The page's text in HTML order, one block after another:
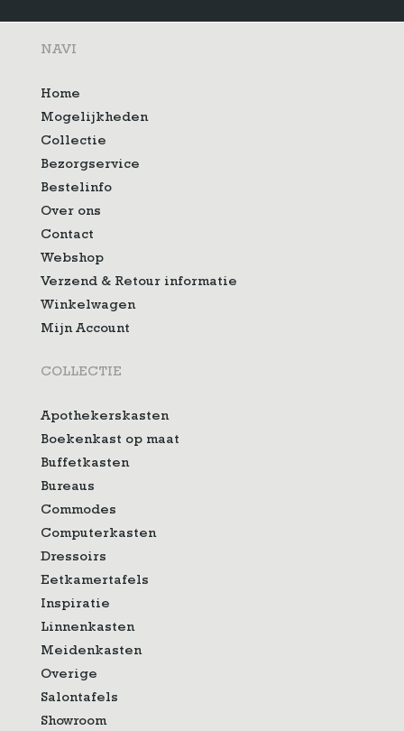
NAVI
Home
Mogelijkheden
Collectie
Bezorgservice
Bestelinfo
Over ons
Contact
Webshop
Verzend & Retour informatie
Winkelwagen
Mijn Account
COLLECTIE
Apothekerskasten
Boekenkast op maat
Buffetkasten
Bureaus
Commodes
Computerkasten
Dressoirs
Eetkamertafels
Inspiratie
Linnenkasten
Meidenkasten
Overige
Salontafels
Showroom